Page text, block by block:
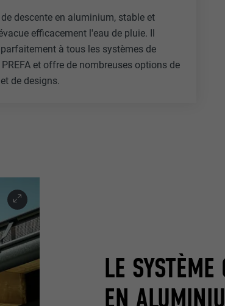
descente en aluminium, stable et
efficacement l'eau de pluie. Il
à tous les systèmes de
et offre de nombreuses options de
de designs.
LE SYSTÈME
EN